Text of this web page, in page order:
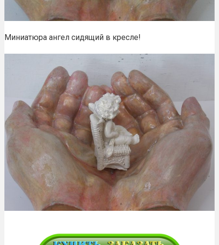
Миниатюра ангел сидящий в кресле!